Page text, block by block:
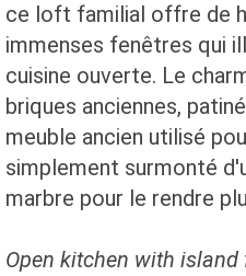
ce loft familial offre de
immenses fenêtres qui
cuisine ouverte. Le
briques anciennes,
meuble ancien utilisé
simplement surmonté
marbre pour le rendre
Open kitchen with